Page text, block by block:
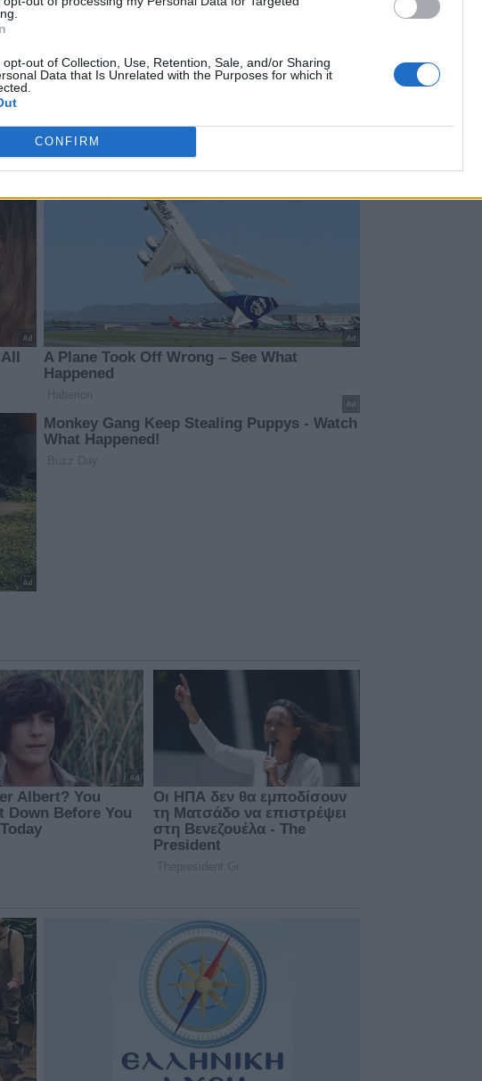
opt-out of Collection, Use, Retention, Sale, and/or Sharing
Data that Is Unrelated with the Purposes for which it
CONFIRM